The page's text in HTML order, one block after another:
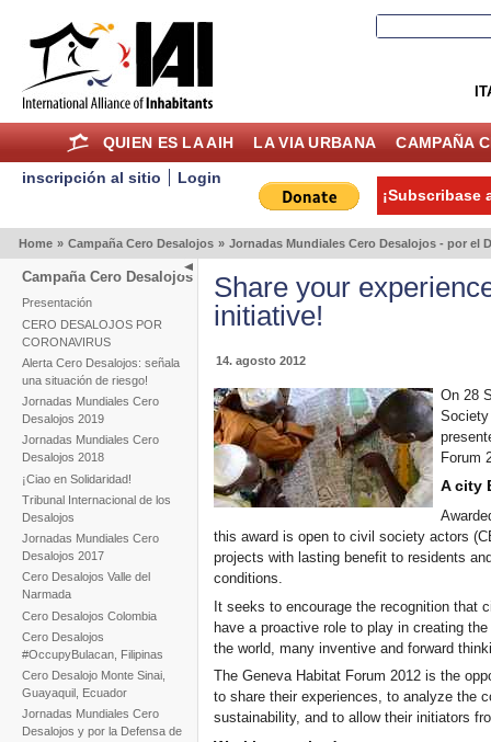
QUIEN ES LA AIH LA VIA URBANA CAMPAÑA
inscripción al sitio
Login
¡Subscribase
Home » Campaña Cero Desalojos » Jornadas Mundiales Cero Desalojos - por el
Campaña Cero Desalojos
Presentación
CERO DESALOJOS POR
CORONAVIRUS
Alerta Cero Desalojos: señala
una situación de riesgo!
Jornadas Mundiales Cero
Desalojos 2019
Jornadas Mundiales Cero
Desalojos 2018
¡Ciao en Solidaridad!
Tribunal Internacional de los
Desalojos
Jornadas Mundiales Cero
Desalojos 2017
Cero Desalojos Valle del
Narmada
Cero Desalojos Colombia
Cero Desalojos
#OccupyBulacan, Filipinas
Cero Desalojo Monte Sinai,
Guayaquil, Ecuador
Jornadas Mundiales Cero
Desalojos y por la Defensa de
Share your
initiative!
14. agosto 2012
On 28
Society
Forum
A city
this award is open to civil society actors
projects with lasting benefit to residents
conditions.
It seeks to encourage the recognition that
have a proactive role to play in creating
the world, many inventive and forward
The Geneva Habitat Forum 2012 is the
to share their experiences, to analyze the
sustainability, and to allow their initiators